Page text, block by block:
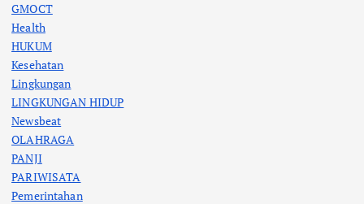
GMOCT
Health
HUKUM
Kesehatan
Lingkungan
LINGKUNGAN HIDUP
Newsbeat
OLAHRAGA
PANJI
PARIWISATA
Pemerintahan